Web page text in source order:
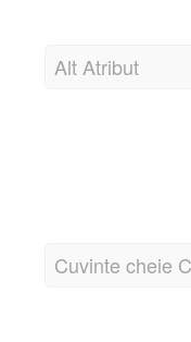
Alt Atribut
Cuvinte cheie